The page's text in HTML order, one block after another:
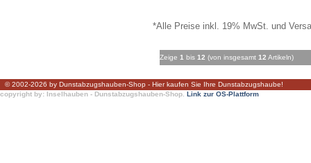
*Alle Preise inkl. 19% MwSt. und
Zeige 1 bis 12 (von insgesamt 12 Artikeln)
© 2002-2026 by Dunstabzugshauben-Shop - Hier kaufen Sie Ihre Dunstabzugshaube!
copyright by: Inselhauben - Dunstabzugshauben-Shop. Link zur OS-Plattform